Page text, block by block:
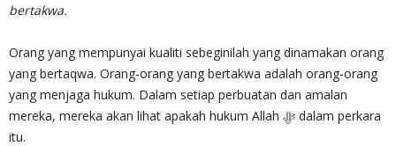
bertakwa.
Orang yang mempunyai kualiti sebeginilah yang dinamakan orang
yang bertaqwa. Orang-orang yang bertakwa adalah orang-orang
yang menjaga hukum. Dalam setiap perbuatan dan amalan
mereka, mereka akan lihat apakah hukum Allah ‎ﷻ dalam perkara
itu.